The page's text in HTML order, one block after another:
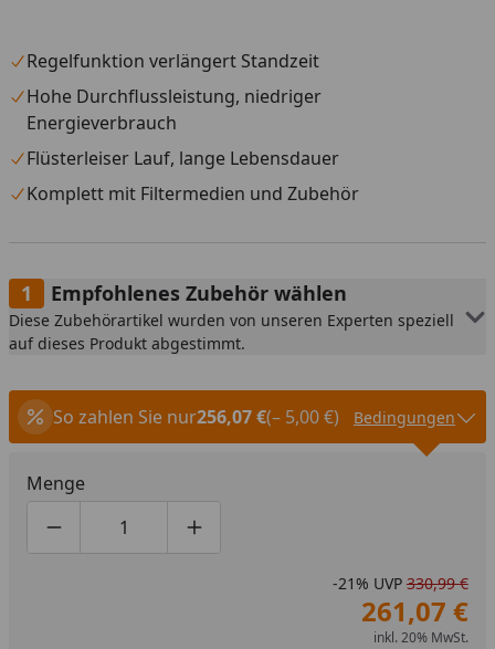
Regelfunktion verlängert Standzeit
Hohe Durchflussleistung, niedriger
Energieverbrauch
Flüsterleiser Lauf, lange Lebensdauer
Komplett mit Filtermedien und Zubehör
Empfohlenes Zubehör wählen
Diese Zubehörartikel wurden von unseren Experten speziell
auf dieses Produkt abgestimmt.
So zahlen Sie nur256,07 €(– 5,00 €) Bedingungen
Menge
Produktmenge um eins verringern
Produktmenge manuell eingeben
Produktmenge um eins erhöhen
-21% UVP 330,99 €
261,07 €
inkl. 20% MwSt.